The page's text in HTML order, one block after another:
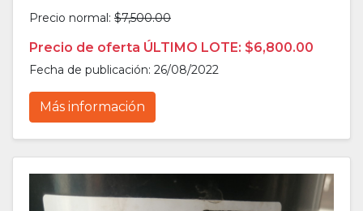
Precio normal: $7,500.00
Precio de oferta ÚLTIMO LOTE: $6,800.00
Fecha de publicación: 26/08/2022
Más información